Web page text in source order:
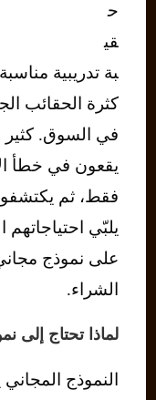
ح
قي
بة تدريبية
كثرة الحقائب
في السوق.
يقعون في خطأ
فقط، ثم
يلبّي احتياجاتهم
الشراء.
لماذا تحتاج إلى
النموذج